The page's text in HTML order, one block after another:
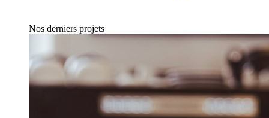
Nos derniers projets